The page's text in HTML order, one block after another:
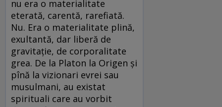
nu era o materialitate
eterată, carentă, rarefiată.
Nu. Era o materialitate plină,
exultantă, dar liberă de
gravitaţie, de corporalitate
grea. De la Platon la Origen şi
pînă la vizionari evrei sau
musulmani, au existat
spirituali care au vorbit